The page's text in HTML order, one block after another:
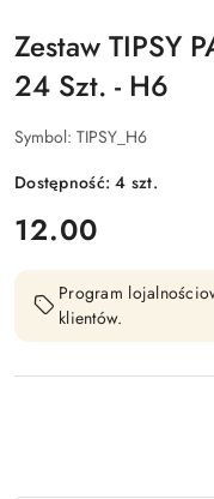
Zestaw TIPSY
24 Szt. - H6
Symbol: TIPSY_H6
Dostępność:4 szt.
cena:
12.00
Program
klientów.